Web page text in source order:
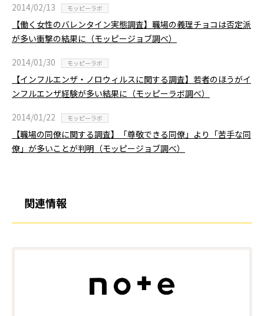
2014/02/13
モッピーラボ
【働く女性のバレンタイン実態調査】職場の義理チョコは否定派
が多い衝撃の結果に（モッピージョブ調べ）
2014/01/30
モッピーラボ
【インフルエンザ・ノロウィルスに関する調査】若者のほうがイ
ンフルエンザ経験が多い結果に（モッピーラボ調べ）
2014/01/22
モッピーラボ
【職場の同僚に関する調査】「尊敬できる同僚」より「苦手な同
僚」が多いことが判明（モッピージョブ調べ）
関連情報